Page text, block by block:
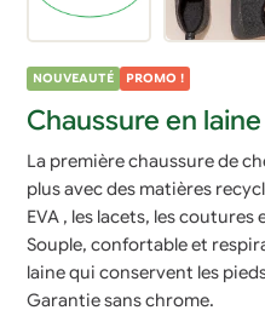
NOUVEAUTÉ PROMO !
Chaussure en laine
La première chaussure de
plus avec des matières
EVA , les lacets, les coutures
Souple, confortable et
laine qui conservent les
Garantie sans chrome.